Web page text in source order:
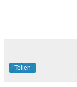
Teilen